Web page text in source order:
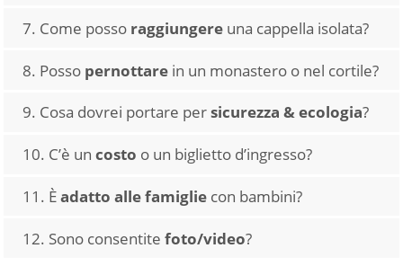
con pasta o patate
7. Come posso raggiungere una cappella isolata?
sterrate
8. Posso pernottare in un monastero o nel cortile?
9. Cosa dovrei portare persicurezza & ecologia?
10. C’è uncosto o un biglietto d’ingresso?
11. Èadatto alle famiglie con bambini?
12. Sono consentitefoto/video?